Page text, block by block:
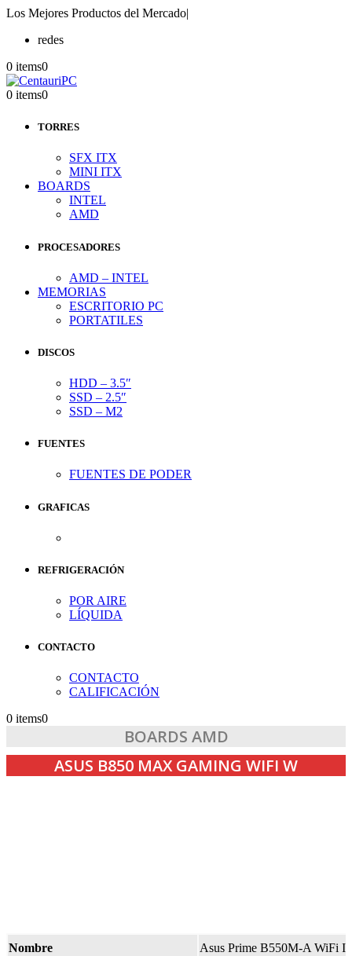
Los Mejores Productos del Mercado|
redes
0 items0
0 items0
TORRES
SFX ITX
MINI ITX
BOARDS
INTEL
AMD
PROCESADORES
AMD – INTEL
MEMORIAS
ESCRITORIO PC
PORTATILES
DISCOS
HDD – 3.5″
SSD – 2.5″
SSD – M2
FUENTES
FUENTES DE PODER
GRAFICAS
REFRIGERACIÓN
POR AIRE
LÍQUIDA
CONTACTO
CONTACTO
CALIFICACIÓN
0 items0
BOARDS AMD
ASUS B850 MAX GAMING WIFI W
Nombre Asus Prime B550M-A WiFi II